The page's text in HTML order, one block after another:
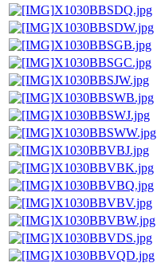
X1030BBSDQ.jpg
X1030BBSDW.jpg
X1030BBSGB.jpg
X1030BBSGC.jpg
X1030BBSJW.jpg
X1030BBSWB.jpg
X1030BBSWJ.jpg
X1030BBSWW.jpg
X1030BBVBJ.jpg
X1030BBVBK.jpg
X1030BBVBQ.jpg
X1030BBVBV.jpg
X1030BBVBW.jpg
X1030BBVDS.jpg
X1030BBVQD.jpg